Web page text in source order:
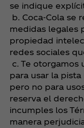
se indique
b. Coca‑Cola se
medidas legales
propiedad
redes sociales
c. Te otorgamos
para usar la
pero no para
reserva el
incumples los
manera